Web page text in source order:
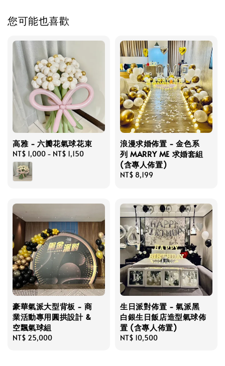
您可能也喜歡
高雅 - 六瓣花氣球花束
Regular
price
NT$ 1,000 - NT$ 1,150
浪漫求婚佈置 - 金色系
列 MARRY ME 求婚套組
(含專人佈置)
Regular
NT$ 8,199
豪華氣派大型背板 - 商
業活動專用圓拱設計 &
空飄氣球組
Regular
NT$ 25,000
生日派對佈置 - 氣派黑
白銀生日飯店造型氣球佈
置 (含專人佈置)
Regular
NT$ 10,500